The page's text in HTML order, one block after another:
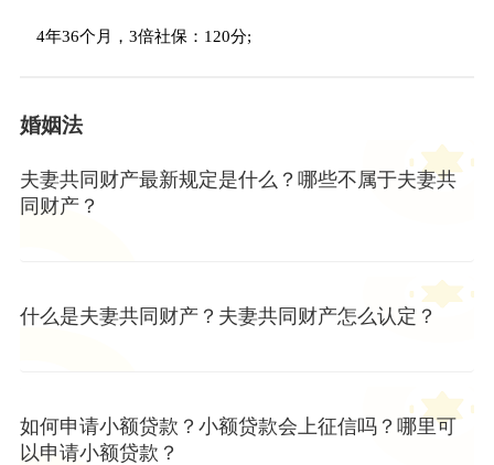
4年36个月，3倍社保：120分;
婚姻法
夫妻共同财产最新规定是什么？哪些不属于夫妻共
同财产？
什么是夫妻共同财产？夫妻共同财产怎么认定？
如何申请小额贷款？小额贷款会上征信吗？哪里可
以申请小额贷款？